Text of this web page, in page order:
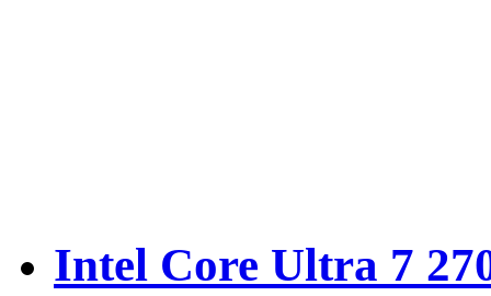
Intel Core Ultra 7